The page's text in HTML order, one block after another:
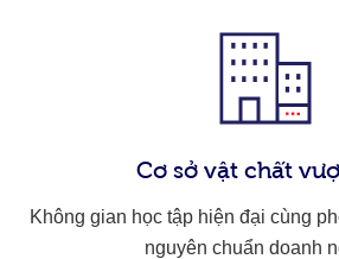
Cơ sở vật chất
Không gian học tập hiện đại cùng
nguyên chuẩn doanh